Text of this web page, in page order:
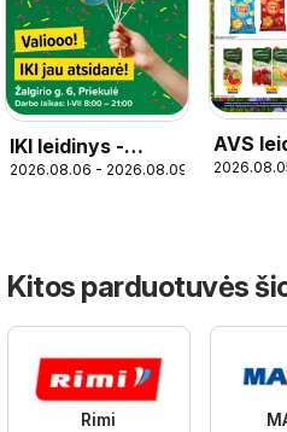
IKI leidinys -
Specialūs
klientams
2026.08.06 - 2026.08.09
AVS
Kitos parduotuvės
Rimi